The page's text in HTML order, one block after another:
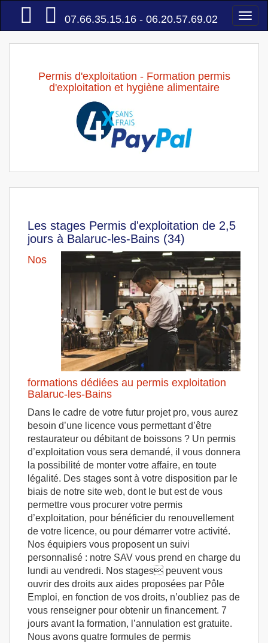
Accueil
07.66.35.15.16 - 06.20.57.69.02
Permis d'exploitation - Formation permis
d'exploitation et hygiène alimentaire
Les stages Permis d'exploitation de 2,5
jours à Balaruc-les-Bains (34)
Nos
formations dédiées au permis exploitation
Balaruc-les-Bains
Dans le cadre de votre futur projet pro, vous aurez
besoin d’une licence vous permettant d’être
restaurateur ou débitant de boissons ? Un permis
d’exploitation vous sera demandé, il vous donnera
la possibilité de monter votre affaire, en toute
légalité. Des stages sont à votre disposition par le
biais de notre site web, dont le but est de vous
permettre vous procurer votre permis
d’exploitation, pour bénéficier du renouvellement
de votre licence, ou pour démarrer votre activité.
Nos équipiers vous proposent un suivi
personnalisé : notre SAV vous prend en charge du
lundi au vendredi. Nos stages peuvent vous
ouvrir des droits aux aides proposées par Pôle
Emploi, en fonction de vos droits, n’oubliez pas de
vous renseigner pour obtenir un financement. 7
jours avant la formation, l’annulation est gratuite.
Nous avons quatre formules de permis